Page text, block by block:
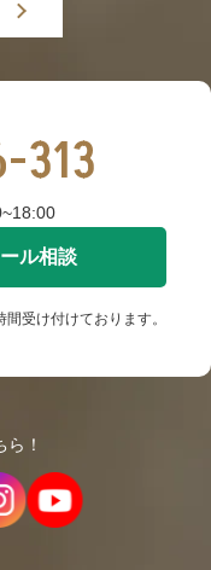
313
ル相談
受け付けております。
！